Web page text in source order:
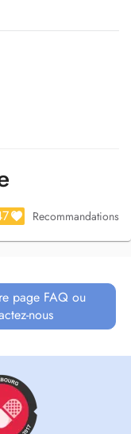
Recommandations
page FAQ ou
nous